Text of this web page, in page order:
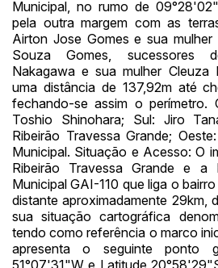
Municipal, no rumo de
pela outra margem com as
Airton Jose Gomes e sua
Souza Gomes, sucessores
Nakagawa e sua mulher Cleuza
uma distância de 137,92m até
fechando-se assim o perímetro.
Toshio Shinohara; Sul: Jiro
Ribeirão Travessa Grande;
Municipal. Situação e Acesso: O
Ribeirão Travessa Grande e a
Municipal GAI-110 que liga o
distante aproximadamente 29km,
sua situação cartográfica
tendo como referência o marco
apresenta o seguinte ponto